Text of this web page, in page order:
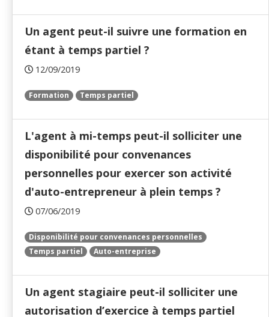
Un agent peut-il suivre une formation en
étant à temps partiel ?
12/09/2019
Formation Temps partiel
L'agent à mi-temps peut-il solliciter une
disponibilité pour convenances
personnelles pour exercer son activité
d'auto-entrepreneur à plein temps ?
07/06/2019
Disponibilité pour convenances personnelles
Temps partiel
Auto-entreprise
Un agent stagiaire peut-il solliciter une
autorisation d’exercice à temps partiel